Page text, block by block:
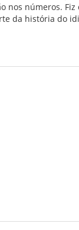
nos números. Fiz
da história do